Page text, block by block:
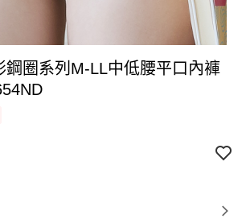
鋼圈系列M-LL中低腰平口內褲